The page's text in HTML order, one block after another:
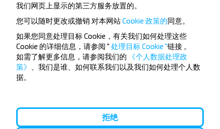
Соколиный Край
不要错过INFOBUS的特殊优惠，折扣和其他有趣的优
我们网页上显示的第三方服务放置的。
您可以随时更改或撤销 对本网站Cookie 政策的同意。
如果您同意处理目标 Cookie，有关我们如何处理这些
Cookie 的详细信息，请参阅 " 处理目标 Cookie "链接
如需了解更多信息，请参阅我们的
《个人数据处理政
策》
、我们是谁、如何联系我们以及我们如何处理个人数
据。
拒绝